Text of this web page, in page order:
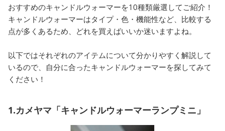
おすすめのキャンドルウォーマーを10種類厳選してご紹介！
キャンドルウォーマーはタイプ・色・機能性など、比較する
点が多くあるため、どれを買えばいいか迷いますよね。
以下ではそれぞれのアイテムについて分かりやすく解説して
いるので、自分に合ったキャンドルウォーマーを探してみて
ください！
1.カメヤマ「キャンドルウォーマーランプミニ」